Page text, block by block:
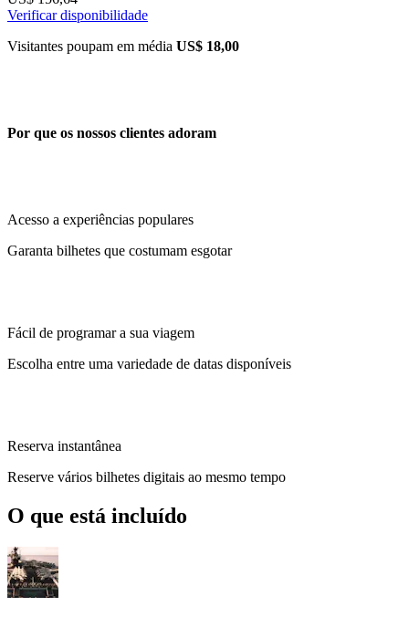
Verificar disponibilidade
Visitantes poupam em média US$ 18,00
Por que os nossos clientes adoram
Acesso a experiências populares
Garanta bilhetes que costumam esgotar
Fácil de programar a sua viagem
Escolha entre uma variedade de datas disponíveis
Reserva instantânea
Reserve vários bilhetes digitais ao mesmo tempo
O que está incluído